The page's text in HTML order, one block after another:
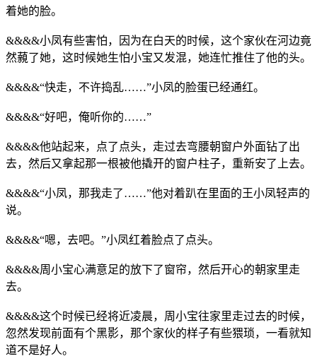
着她的脸。
&&&&小凤有些害怕，因为在白天的时候，这个家伙在河边竟
然藽了她，这时候她生怕小宝又发混，她连忙推住了他的头。
&&&&“快走，不许捣乱……”小凤的脸蛋已经通红。
&&&&“好吧，俺听你的……”
&&&&他站起来，点了点头，走过去弯腰朝窗户外面钻了出
去，然后又拿起那一根被他撬开的窗户柱子，重新安了上去。
&&&&“小凤，那我走了……”他对着趴在里面的王小凤轻声的
说。
&&&&“嗯，去吧。”小凤红着脸点了点头。
&&&&周小宝心满意足的放下了窗帘，然后开心的朝家里走
去。
&&&&这个时候已经将近凌晨，周小宝往家里走过去的时候，
忽然发现前面有个黑影，那个家伙的样子有些猥琐，一看就知
道不是好人。